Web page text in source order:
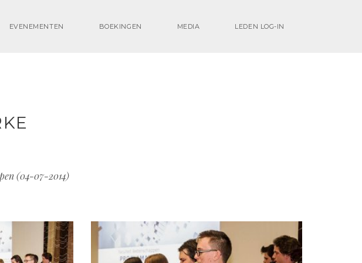
EVENEMENTEN BOEKINGEN MEDIA LEDEN LOG-IN
(04-07-2014)